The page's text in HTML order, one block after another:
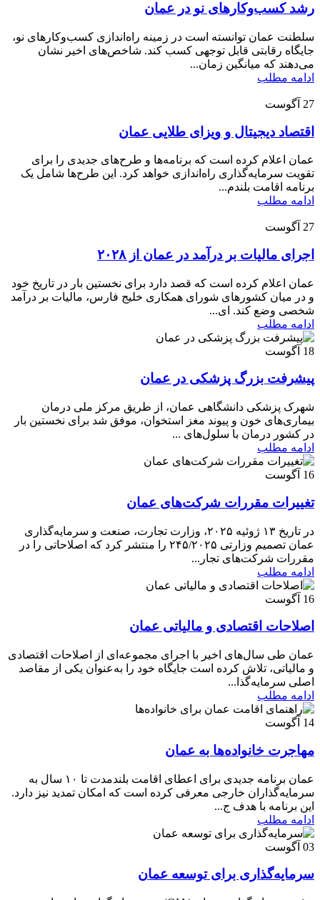
رشد کسب‌وکارهای نو در عمان
سلطنت عمان توانسته است در زمینه راه‌اندازی کسب‌وکارهای نو،
جایگاه رقابتی قابل توجهی کسب کند. شاخص‌های اخیر نشان
می‌دهند که میانگین زمان...
ادامه مطلب
27 آگوست
اقتصاد دیجیتال و ویزای طلایی عمان
عمان اعلام کرده است که برنامه‌ها و طرح‌های جدیدی را برای
تقویت سرمایه‌گذاری راه‌اندازی خواهد کرد. این طرح‌ها شامل یک
برنامه اقامت بلندم...
ادامه مطلب
27 آگوست
اجرای مالیات بر درآمد در عمان از ۲۰۲۸
عمان اعلام کرده است که قصد دارد برای نخستین بار در تاریخ خود
و در میان کشورهای شورای همکاری خلیج فارس، مالیات بر درآمد
شخصی وضع کند. ای...
ادامه مطلب
18 آگوست
پیشرفت بزرگ پزشکی در عمان
شهرک پزشکی دانشگاهی عمان، از طریق مرکز ملی درمان
بیماری‌های خون و پیوند مغز استخوان، موفق شد برای نخستین بار
در کشور درمان با سلول‌های ...
ادامه مطلب
16 آگوست
تغییرات مقررات شرکت‌های عمان
در تاریخ ۱۳ ژوئیه ۲۰۲۵، وزارت تجارت، صنعت و سرمایه‌گذاری
عمان تصمیم وزارتی ۲۴۵/۲۰۲۵ را منتشر کرد که اصلاحاتی را در
مقررات شرکت‌های تجار...
ادامه مطلب
16 آگوست
اصلاحات اقتصادی و مالیاتی عمان
عمان طی سال‌های اخیر با اجرای مجموعه‌ای از اصلاحات اقتصادی
و مالیاتی، تلاش کرده است جایگاه خود را به‌عنوان یکی از مقاصد
اصلی سرمایه‌گذا...
ادامه مطلب
14 آگوست
مهاجرت خانواده‌ها به عمان
عمان برنامه جدیدی برای اعطای اقامت بلندمدت تا ۱۰ سال به
سرمایه‌گذاران خارجی معرفی کرده است که امکان تمدید نیز دارد.
این برنامه با هدف ج...
ادامه مطلب
03 آگوست
سرمایه‌گذاری‌ برای توسعه عمان